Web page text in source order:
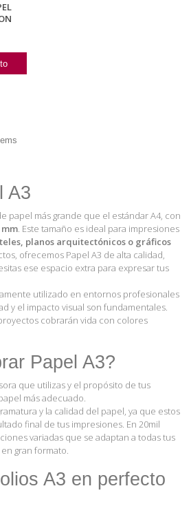
A3
papel más grande que el estándar A4, con
mm. Este tamaño es ideal para impresiones
planos arquitectónicos o gráficos
, ofrecemos Papel A3 de alta calidad,
ese espacio extra para expresar tus
utilizado en entornos profesionales
y el impacto visual son fundamentales.
cobrarán vida con colores
Papel A3?
que utilizas y el propósito de tus
más adecuado.
y la calidad del papel, ya que estos
final de tus impresiones. En 20mil
variadas que se adaptan a todas tus
gran formato.
A3 en perfecto